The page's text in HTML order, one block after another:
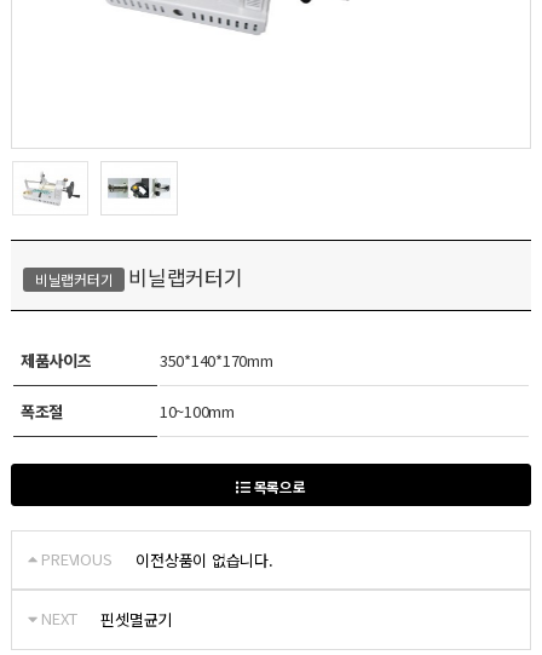
비닐랩커터기 비닐랩커터기
제품사이즈 350*140*170mm
폭조절 10~100mm
목록으로
PREVIOUS 이전상품이 없습니다.
NEXT 핀셋멸균기